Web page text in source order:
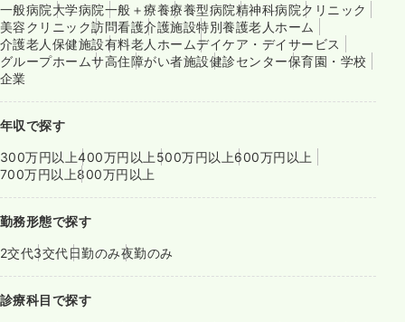
一般病院大学病院一般＋療養療養型病院精神科病院クリニック
美容クリニック訪問看護介護施設特別養護老人ホーム
介護老人保健施設有料老人ホームデイケア・デイサービス
グループホームサ高住障がい者施設健診センター保育園・学校
企業
年収で探す
300万円以上400万円以上 500万円以上600万円以上
700万円以上800万円以上
勤務形態で探す
2交代3交代日勤のみ夜勤のみ
診療科目で探す